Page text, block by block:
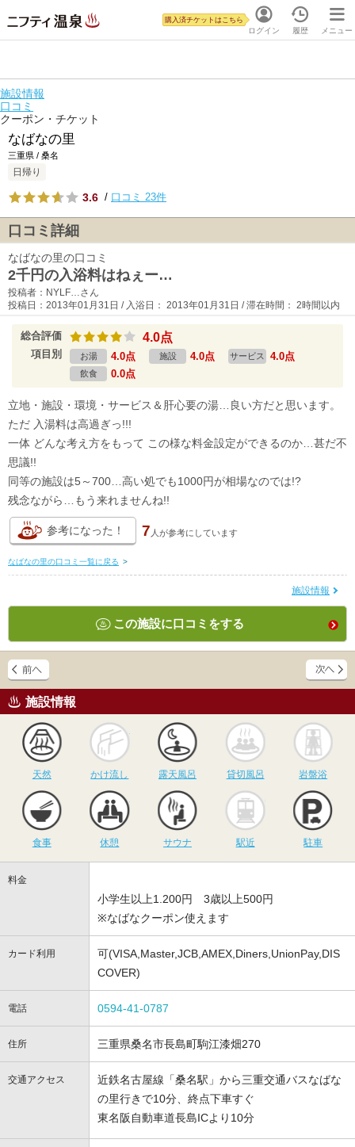
ログイン
購入済チケットはこちら
履歴 メニュー
施設情報
口コミ
クーポン・チケット
なばなの里
三重県 / 桑名
日帰り
3.6 / 口コミ 23件
口コミ詳細
なばなの里の口コミ
2千円の入浴料はねぇー…
投稿者：NYLF…さん
投稿日：2013年01月31日 / 入浴日： 2013年01月31日 / 滞在時間： 2時間以内
総合評価 4.0点
項目別 お湯 4.0点 施設 4.0点 サービス 4.0点
飲食 0.0点
立地・施設・環境・サービス＆肝心要の湯…良い方だと思います。
ただ 入湯料は高過ぎっ!!!
一体 どんな考え方をもって この様な料金設定ができるのか…甚だ不
思議!!
同等の施設は5～700…高い処でも1000円が相場なのでは!?
残念ながら…もう来れませんね!!
参考になった！ 7 人が参考にしています
なばなの里の口コミ一覧に戻る >
施設情報
この施設に口コミをする
施設情報
天然
かけ流し
かけ流し
露天風呂
露天風呂
貸切風呂
貸切風呂 岩盤浴
食事 休憩
サウナ
サウナ 駅近 駐車
料金
小学生以上1.200円 3歳以上500円
※なばなクーポン使えます
カード利用
可(VISA,Master,JCB,AMEX,Diners,UnionPay,DIS
COVER)
電話 0594-41-0787
住所 三重県桑名市長島町駒江漆畑270
交通アクセス
近鉄名古屋線「桑名駅」から三重交通バスなばな
の里行きで10分、終点下車すぐ
東名阪自動車道長島ICより10分